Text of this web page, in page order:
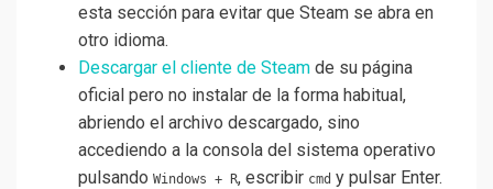
esta sección para evitar que Steam se abra en
otro idioma.
Descargar el cliente de Steam de su página
oficial pero no instalar de la forma habitual,
abriendo el archivo descargado, sino
accediendo a la consola del sistema operativo
pulsando Windows + R, escribir cmd y pulsar Enter.